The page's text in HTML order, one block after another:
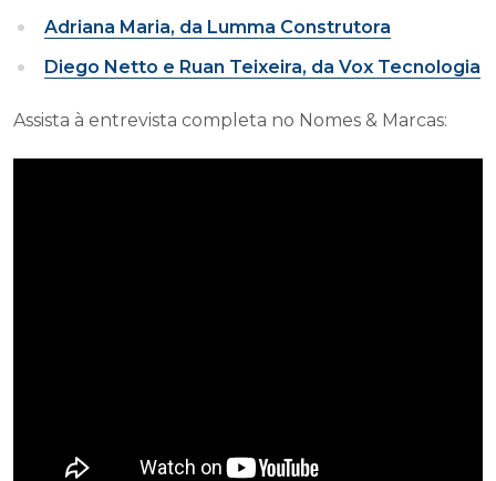
Adriana Maria, da Lumma Construtora
Diego Netto e Ruan Teixeira, da Vox Tecnologia
Assista à entrevista completa no Nomes & Marcas: